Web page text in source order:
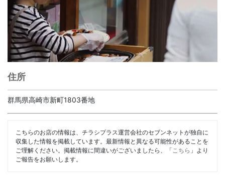
住所
群馬県高崎市新町1803番地
こちらのお店の情報は、チラシプラス運営会社のセブンネットが独自に
収集した情報を掲載しています。最新情報と異なる可能性があることを
ご理解ください。掲載情報に間違いがございましたら、「 こちら 」より
ご報告をお願いします。